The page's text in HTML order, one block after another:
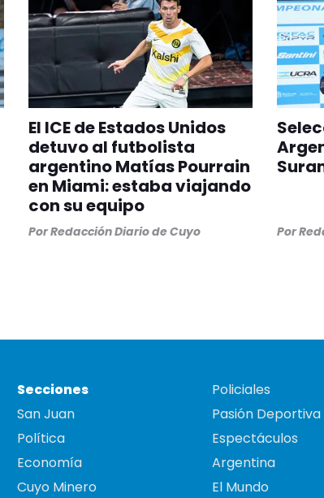
El ICE de Estados Unidos
detuvo al futbolista
argentino Matías Pourrain
en Miami: estaba viajando
con su equipo
PorRedacción Diario de Cuyo Por
Secciones
San Juan
Política
Economía
Cuyo Minero
Policiales
Pasión Deportiva
Espectáculos
Argentina
El Mundo